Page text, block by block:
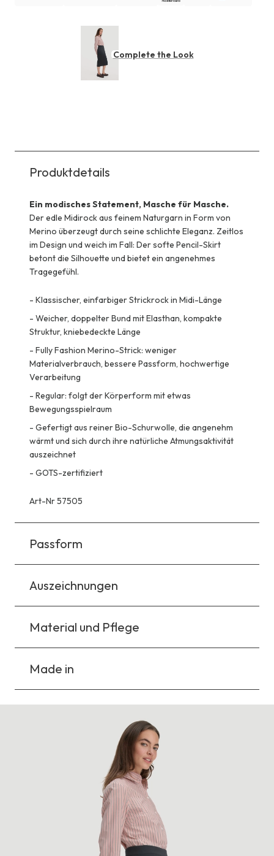
Complete the Look
Produktdetails
Ein modisches Statement, Masche für Masche.
Der edle Midirock aus feinem Naturgarn in Form von
Merino überzeugt durch seine schlichte Eleganz. Zeitlos
im Design und weich im Fall: Der softe Pencil-Skirt
betont die Silhouette und bietet ein angenehmes
Tragegefühl.
- Klassischer, einfarbiger Strickrock in Midi-Länge
- Weicher, doppelter Bund mit Elasthan, kompakte
Struktur, kniebedeckte Länge
- Fully Fashion Merino-Strick: weniger
Materialverbrauch, bessere Passform, hochwertige
Verarbeitung
- Regular: folgt der Körperform mit etwas
Bewegungsspielraum
- Gefertigt aus reiner Bio-Schurwolle, die angenehm
wärmt und sich durch ihre natürliche Atmungsaktivität
auszeichnet
- GOTS-zertifiziert
Art-Nr 57505
Passform
Auszeichnungen
Material und Pflege
Made in